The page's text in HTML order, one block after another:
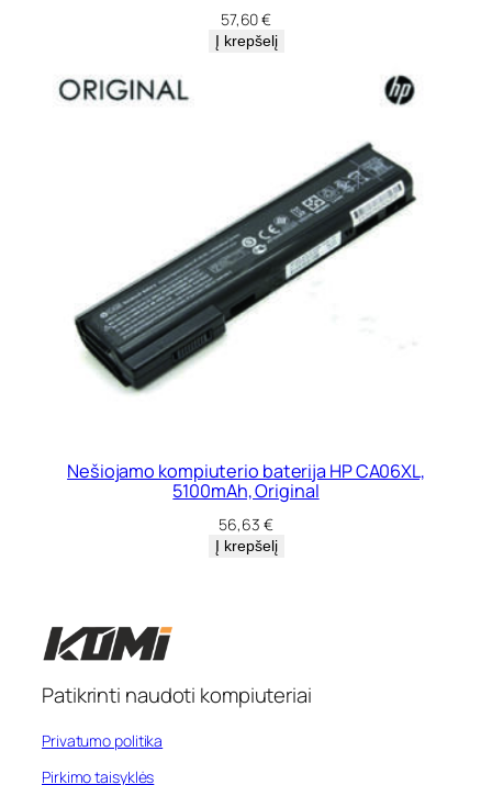
57,60€
Į krepšelį
Nešiojamo kompiuterio baterija HP CA06XL,
5100mAh, Original
56,63 €
Į krepšelį
Patikrinti naudoti kompiuteriai
Privatumo politika
Pirkimo taisyklės